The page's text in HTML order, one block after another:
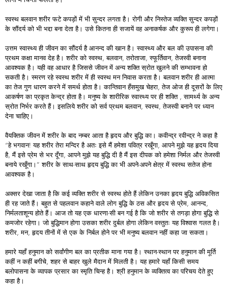
स्वस्थ बलवान शरीर फटे कपड़ों में भी सुन्दर लगता है। रोगी और निस्तेज व्यक्ति सुन्दर कपड़ों
के सौंदर्य को भी भद्दा बना देता है। उसे कितना ही सजायें वह अनाकर्षक और कुरूप ही लगेगा।
उत्तम स्वास्थ्य ही जीवन का सौंदर्य है आनन्द की खान है। स्वास्थ्य और बल की उपासना की
प्रथम कक्षा मानव देह है। शरीर को स्वस्थ, बलवान, तरोताजा, स्फूर्तिवान, तेजस्वी बनाना
आवश्यक है। यही वह आधार है जिससे जीवन में अन्य शक्ति स्रोत खुलने की सम्भावना हो
सकती है। स्मरण रहे स्वस्थ शरीर में ही स्वस्थ मन निवास करता है। बलवान शरीर ही आत्मा
का तेज गुण धारण करने में समर्थ होता है। कान्तिवान हँसमुख चेहरा, तेज ओज ही दूसरों के लिए
आकर्षण का प्रकृत केन्द्र होता है। मनुष्य के शारीरिक स्वास्थ्य पर ही शक्ति , सामर्थ्य के अन्य
स्रोत निर्भर करते हैं। इसलिये शरीर को सर्व प्रथम बलवान, स्वस्थ, तेजस्वी बनाने पर ध्यान
देना चाहिए।
वैयक्तिक जीवन में शरीर के बाद नम्बर आता है हृदय और बुद्धि का। कवीन्द्र रवीन्द्र ने कहा है
“हे भगवान! यह शरीर तेरा मन्दिर है अतः इसे मैं हमेशा पवित्र रखूँगा, आपने मुझे यह हृदय दिया
है, मैं इसे प्रेम से भर दूँगा, आपने मुझे यह बुद्धि दी है मैं इस दीपक को हमेशा निर्मल और तेजस्वी
बनाये रखूँगा।” शरीर के साथ-साथ हृदय बुद्धि का भी अपने-अपने क्षेत्र में स्वस्थ सतेज होना
आवश्यक है।
अक्सर देखा जाता है कि कई व्यक्ति शरीर से स्वस्थ होते हैं लेकिन उनका हृदय बुद्धि अविकसित
ही रह जाते हैं। बहुत से पहलवान कहाने वाले लोग बुद्धि के ठस और हृदय से प्रेम, आनन्द,
निर्मलताशून्य होते हैं। आज तो यह एक धारणा-सी बन गई है कि जो शरीर से तगड़ा होगा बुद्धि से
कमजोर रहेगा। जो बुद्धिमान होगा उसका शरीर दुर्बल होगा लेकिन वस्तुतः यह विश्वास गलत है।
शरीर, मन, हृदय तीनों में से एक के निर्बल होने पर भी मनुष्य बलवान नहीं कहा जा सकता।
हमारे यहाँ हनुमान को सर्वांगीण बल का प्रतीक माना गया है। स्थान-स्थान पर हनुमान की मूर्ति
कहीं न कहीं बगीचे, शहर से बाहर खुले मैदान में मिलती है। यह हमारे यहाँ किसी समय
बलोपासना के व्यापक प्रसार का स्मृति चिन्ह है। श्री हनुमान के व्यक्तित्व का परिचय देते हुए
कहा है।